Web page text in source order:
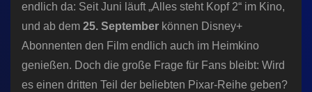
endlich da: Seit Juni läuft „Alles steht Kopf 2“ im Kino,
und ab dem 25. September können Disney+
Abonnenten den Film endlich auch im Heimkino
genießen. Doch die große Frage für Fans bleibt: Wird
es einen dritten Teil der beliebten Pixar-Reihe geben?